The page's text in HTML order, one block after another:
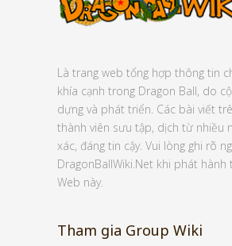
Là trang web tổng hợp thông tin
khía cạnh trong Dragon Ball, do
dựng và phát triển. Các bài viết
thành viên sưu tập, dịch từ nhiều
xác, đáng tin cậy. Vui lòng ghi rõ
DragonBallWiki.Net khi phát
Web này.
Tham gia Group Wiki